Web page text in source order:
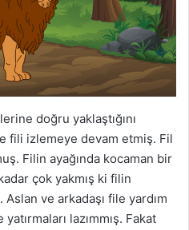
doğru yaklaştığını
fili izlemeye devam etmiş. Fil
Filin ayağında kocaman bir
çok yakmış ki filin
ve arkadaşı file yardım
lazımmış. Fakat